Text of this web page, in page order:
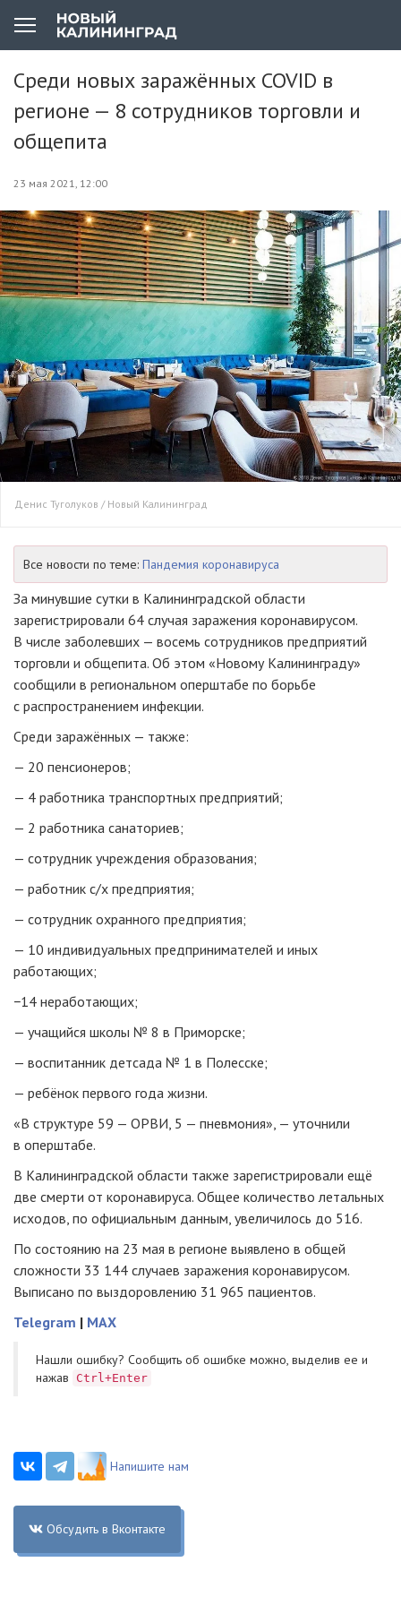
Среди новых заражённых COVID в
регионе — 8 сотрудников торговли и
общепита
23 мая 2021, 12:00
Денис Туголуков / Новый Калининград
Все новости по теме: Пандемия коронавируса
За минувшие сутки в Калининградской области
зарегистрировали 64 случая заражения коронавирусом.
В числе заболевших — восемь сотрудников предприятий
торговли и общепита. Об этом «Новому Калининграду»
сообщили в региональном оперштабе по борьбе
с распространением инфекции.
Среди заражённых — также:
— 20 пенсионеров;
— 4 работника транспортных предприятий;
— 2 работника санаториев;
— сотрудник учреждения образования;
— работник с/х предприятия;
— сотрудник охранного предприятия;
— 10 индивидуальных предпринимателей и иных
работающих;
−14 неработающих;
— учащийся школы № 8 в Приморске;
— воспитанник детсада № 1 в Полесске;
— ребёнок первого года жизни.
«В структуре 59 — ОРВИ, 5 — пневмония», — уточнили
в оперштабе.
В Калининградской области также зарегистрировали ещё
две смерти от коронавируса. Общее количество летальных
исходов, по официальным данным, увеличилось до 516.
По состоянию на 23 мая в регионе выявлено в общей
сложности 33 144 случаев заражения коронавирусом.
Выписано по выздоровлению 31 965 пациентов.
Telegram | MAX
Нашли ошибку? Cообщить об ошибке можно, выделив ее и
нажав
Ctrl+Enter
Напишите нам
Обсудить в Вконтакте